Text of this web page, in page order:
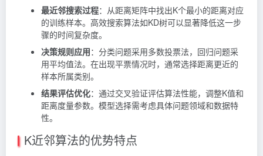
最近邻搜索过程：从距离矩阵中找出K个最小的距离对应
的训练样本。高效搜索算法如KD树可以显著降低这一步
骤的时间复杂度。
决策规则应用：分类问题采用多数投票法，回归问题采
用平均值法。在出现平票情况时，通常选择距离更近的
样本所属类别。
结果评估优化：通过交叉验证评估算法性能，调整K值和
距离度量参数。模型选择需考虑具体问题领域和数据特
性。
K近邻算法的优势特点